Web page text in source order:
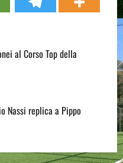
al Corso Top della
Nassi replica a Pippo